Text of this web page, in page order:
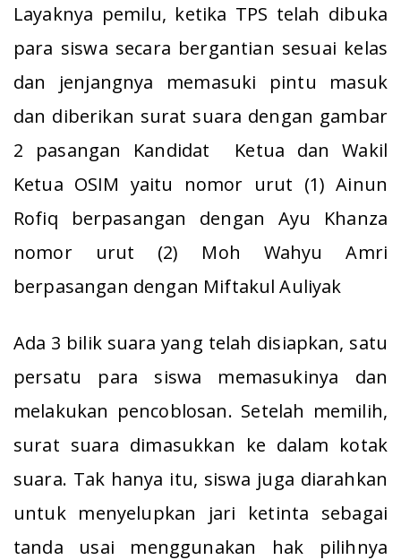
Layaknya pemilu, ketika TPS telah dibuka
para siswa secara bergantian sesuai kelas
dan jenjangnya memasuki pintu masuk
dan diberikan surat suara dengan gambar
2 pasangan Kandidat Ketua dan Wakil
Ketua OSIM yaitu nomor urut (1) Ainun
Rofiq berpasangan dengan Ayu Khanza
nomor urut (2) Moh Wahyu Amri
berpasangan dengan Miftakul Auliyak
Ada 3 bilik suara yang telah disiapkan, satu
persatu para siswa memasukinya dan
melakukan pencoblosan. Setelah memilih,
surat suara dimasukkan ke dalam kotak
suara. Tak hanya itu, siswa juga diarahkan
untuk menyelupkan jari ketinta sebagai
tanda usai menggunakan hak pilihnya